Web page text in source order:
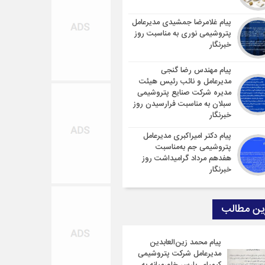
پیام غلامرضا جمشیدی مدیرعامل
پتروشیمی نوری به مناسبت روز
خبرنگار
پیام مهندس رضا گنجی
مدیرعامل و نائب رئیس هیئت
مدیره شرکت صنایع پتروشیمی
سبلان به مناسبت فرارسیدن روز
خبرنگار
پیام دکتر امیراکبری مدیرعامل
پتروشیمی جم به‌مناسبت
هفدهم مرداد گرامیداشت روز
خبرنگار
مطالب
پیام محمد زین‌العابدین
مدیرعامل شرکت پتروشیمی